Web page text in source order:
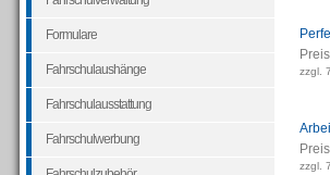
zzgl.
zzgl.
Formulare
Fahrschulaushänge
Fahrschulausstattung
Fahrschulwerbung